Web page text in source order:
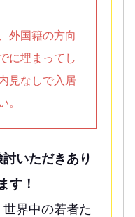
外国籍の方向
に埋まってし
見なしで入居
。
いただきあり
す！
界中の若者た